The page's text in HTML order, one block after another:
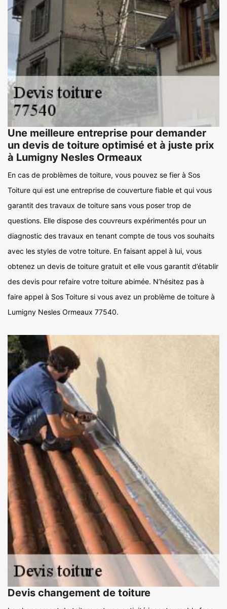
Une meilleure entreprise pour demander
un devis de toiture optimisé et à juste prix
à Lumigny Nesles Ormeaux
En cas de problèmes de toiture, vous pouvez se fier à Sos
Toiture qui est une entreprise de couverture fiable et qui vous
garantit des travaux de toiture sans vous poser trop de
questions. Elle dispose des couvreurs expérimentés pour un
diagnostic des travaux en tenant compte de tous vos souhaits
avec les styles de votre toiture. En faisant appel à lui, vous
obtenez un devis de toiture gratuit et elle vous garantit d’établir
des devis pour refaire votre toiture abimée. N’hésitez pas à
faire appel à Sos Toiture si vous avez un problème de toiture à
Lumigny Nesles Ormeaux 77540.
Devis changement de toiture